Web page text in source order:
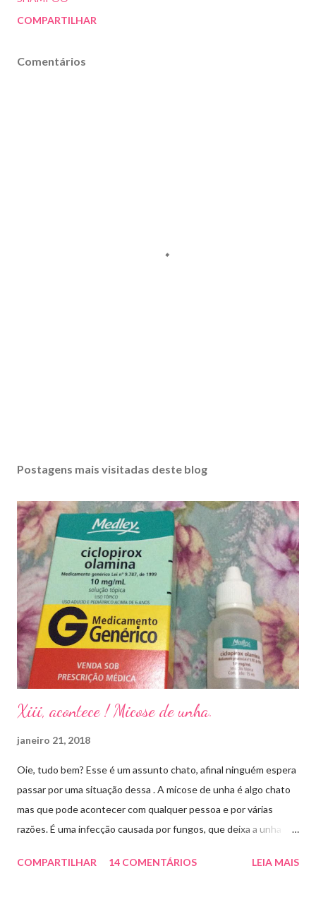
COMPARTILHAR
Comentários
Postagens mais visitadas deste blog
Xiii, acontece ! Micose de unha.
janeiro 21, 2018
Oie, tudo bem? Esse é um assunto chato, afinal ninguém espera
passar por uma situação dessa . A micose de unha é algo chato
mas que pode acontecer com qualquer pessoa e por várias
razões. É uma infecção causada por fungos, que deixa a unha
descolar da pele. As causas mais comuns dessas micoses é por
COMPARTILHAR 14 COMENTÁRIOS LEIA MAIS